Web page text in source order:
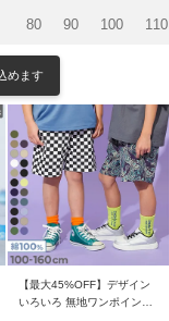
80 90 100 110
めます
【最大45%OFF】デザイン
いろいろ 無地ワンポイント